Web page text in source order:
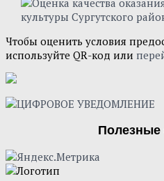
Чтобы оценить условия
используйте QR-код или
Полезные